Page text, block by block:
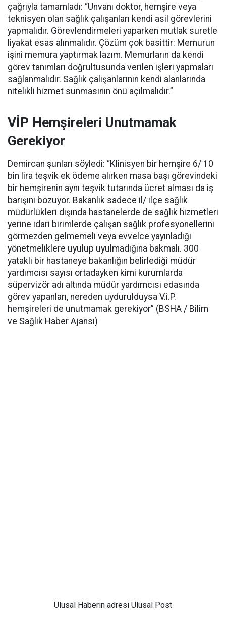
çağrıyla tamamladı: “Unvanı doktor, hemşire veya
teknisyen olan sağlık çalışanları kendi asil görevlerini
yapmalıdır. Görevlendirmeleri yaparken mutlak suretle
liyakat esas alınmalıdır. Çözüm çok basittir: Memurun
işini memura yaptırmak lazım. Memurların da kendi
görev tanımları doğrultusunda verilen işleri yapmaları
sağlanmalıdır. Sağlık çalışanlarının kendi alanlarında
nitelikli hizmet sunmasının önü açılmalıdır.”
VİP Hemşireleri Unutmamak
Gerekiyor
Demircan şunları söyledi: “Klinisyen bir hemşire 6/ 10
bin lira teşvik ek ödeme alırken masa başı görevindeki
bir hemşirenin aynı teşvik tutarında ücret alması da iş
barışını bozuyor. Bakanlık sadece il/ ilçe sağlık
müdürlükleri dışında hastanelerde de sağlık hizmetleri
yerine idari birimlerde çalışan sağlık profesyonellerini
görmezden gelmemeli veya evvelce yayınladığı
yönetmeliklere uyulup uyulmadığına bakmalı. 300
yataklı bir hastaneye bakanlığın belirlediği müdür
yardımcısı sayısı ortadayken kimi kurumlarda
süpervizör adı altında müdür yardımcısı edasında
görev yapanları, nereden uydurulduysa V.i.P.
hemşireleri de unutmamak gerekiyor” (BSHA / Bilim
ve Sağlık Haber Ajansı)
Ulusal Haberin adresi Ulusal Post